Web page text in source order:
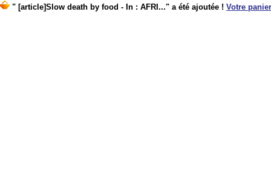
" [article]Slow death by food - In : AFRI..." a été ajoutée ! Votre